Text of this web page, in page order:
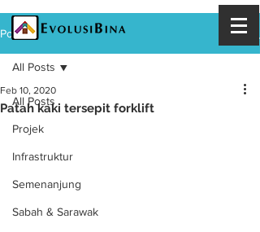
Post
All Posts
Projek
Infrastruktur
Semenanjung
Sabah & Sarawak
All Posts
Patah kaki tersepit forklift
Feb 10, 2020